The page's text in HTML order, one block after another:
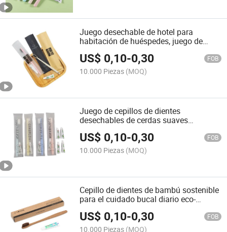
Juego desechable de hotel para
habitación de huéspedes, juego de
cepillos de dientes de cerdas suaves
US$ 0,10-0,30 FOB
10.000 Piezas (MOQ)
Juego de cepillos de dientes
desechables de cerdas suaves
personalizados para hotel
US$ 0,10-0,30 FOB
10.000 Piezas (MOQ)
Cepillo de dientes de bambú sostenible
para el cuidado bucal diario eco-
consciente
US$ 0,10-0,30 FOB
10.000 Piezas (MOQ)